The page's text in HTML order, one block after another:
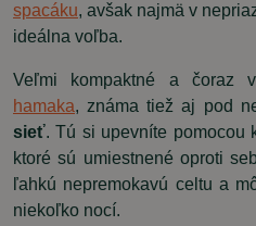
spacáku, avšak najmä v
ideálna voľba.
Veľmi kompaktné a čoraz
hamaka, známa tiež aj pod
sieť. Tú si upevníte pomocou
ktoré sú umiestnené oproti
ľahkú nepremokavú celtu a
niekoľko nocí.